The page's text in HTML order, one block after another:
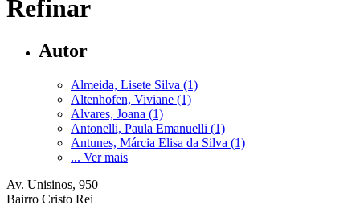
Refinar
Autor
Almeida, Lisete Silva (1)
Altenhofen, Viviane (1)
Alvares, Joana (1)
Antonelli, Paula Emanuelli (1)
Antunes, Márcia Elisa da Silva (1)
... Ver mais
Av. Unisinos, 950
Bairro Cristo Rei